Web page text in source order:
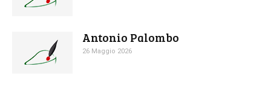
Antonio Palombo
26 Maggio 2026